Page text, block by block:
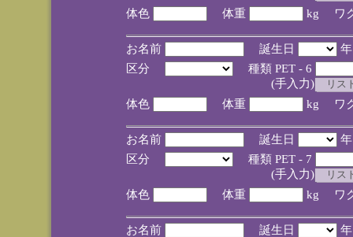
体色
体重 kg ワ
お名前 誕生日
区分
種類 PET - 6
(手入力)
体色
体重 kg ワ
お名前 誕生日
区分
種類 PET - 7
(手入力)
体色
体重 kg ワ
お名前 誕生日